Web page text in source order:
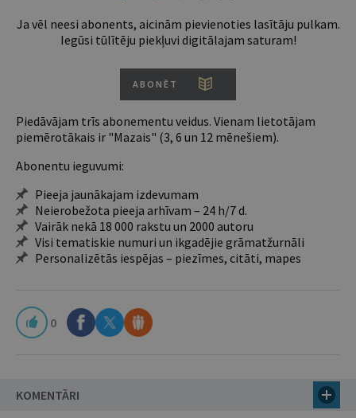
Ja vēl neesi abonents, aicinām pievienoties lasītāju pulkam.
Iegūsi tūlītēju piekļuvi digitālajam saturam!
ABONĒT
Piedāvājam trīs abonementu veidus. Vienam lietotājam
piemērotākais ir "Mazais" (3, 6 un 12 mēnešiem).
Abonentu ieguvumi:
Pieeja jaunākajam izdevumam
Neierobežota pieeja arhīvam – 24 h/7 d.
Vairāk nekā 18 000 rakstu un 2000 autoru
Visi tematiskie numuri un ikgadējie grāmatžurnāli
Personalizētās iespējas – piezīmes, citāti, mapes
0
KOMENTĀRI